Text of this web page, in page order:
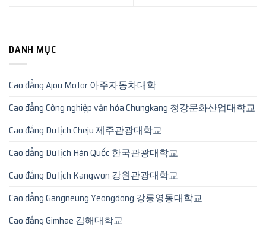
DANH MỤC
Cao đẳng Ajou Motor 아주자동차대학
Cao đẳng Công nghiệp văn hóa Chungkang 청강문화산업대학교
Cao đẳng Du lịch Cheju 제주관광대학교
Cao đẳng Du lịch Hàn Quốc 한국관광대학교
Cao đẳng Du lịch Kangwon 강원관광대학교
Cao đẳng Gangneung Yeongdong 강릉영동대학교
Cao đẳng Gimhae 김해대학교